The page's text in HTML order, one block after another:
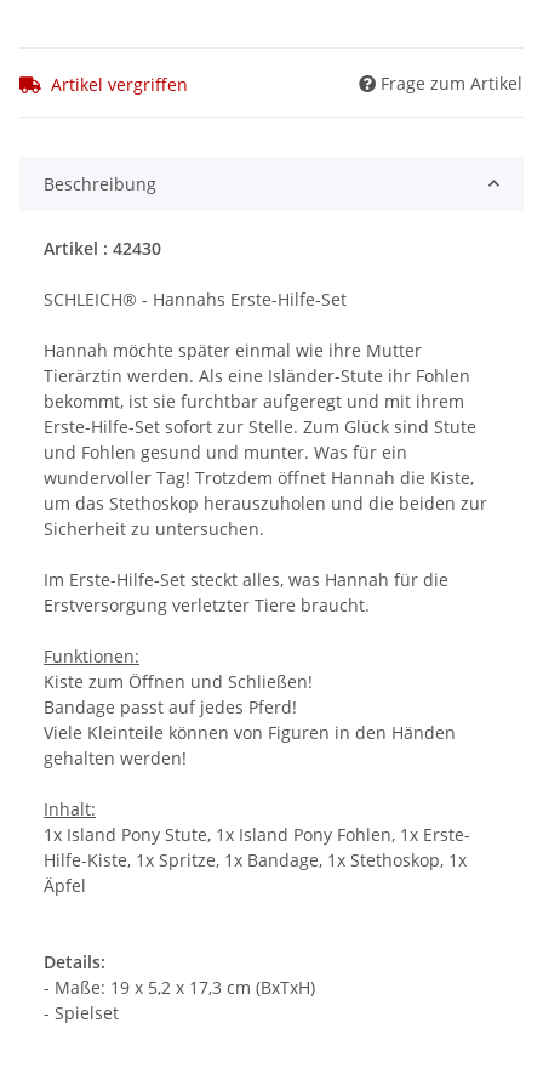
Artikel vergriffen Frage zum Artikel
Beschreibung
Artikel : 42430
SCHLEICH® - Hannahs Erste-Hilfe-Set
Hannah möchte später einmal wie ihre Mutter
Tierärztin werden. Als eine Isländer-Stute ihr Fohlen
bekommt, ist sie furchtbar aufgeregt und mit ihrem
Erste-Hilfe-Set sofort zur Stelle. Zum Glück sind Stute
und Fohlen gesund und munter. Was für ein
wundervoller Tag! Trotzdem öffnet Hannah die Kiste,
um das Stethoskop herauszuholen und die beiden zur
Sicherheit zu untersuchen.
Im Erste-Hilfe-Set steckt alles, was Hannah für die
Erstversorgung verletzter Tiere braucht.
Funktionen:
Kiste zum Öffnen und Schließen!
Bandage passt auf jedes Pferd!
Viele Kleinteile können von Figuren in den Händen
gehalten werden!
Inhalt:
1x Island Pony Stute, 1x Island Pony Fohlen, 1x Erste-
Hilfe-Kiste, 1x Spritze, 1x Bandage, 1x Stethoskop, 1x
Äpfel
Details:
- Maße: 19 x 5,2 x 17,3 cm (BxTxH)
- Spielset